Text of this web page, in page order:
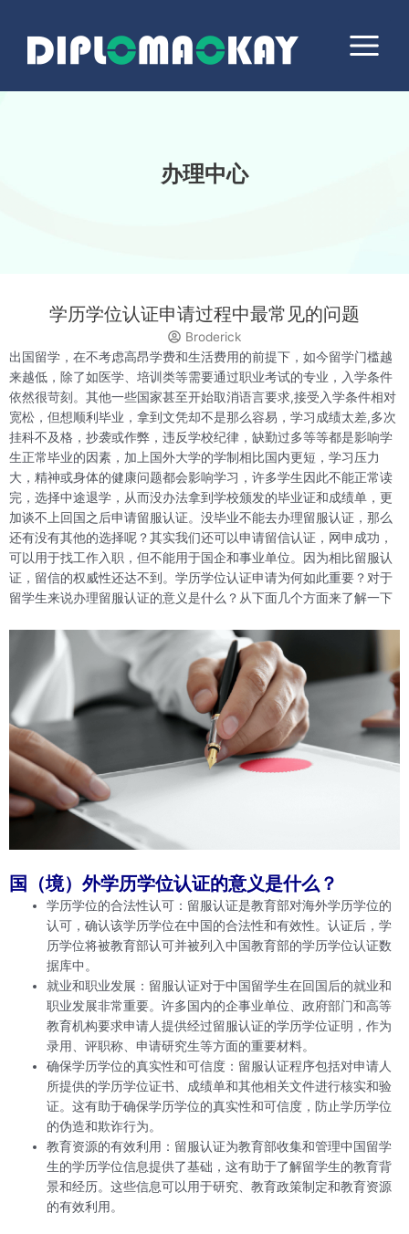
Menu
办理中心
学历学位认证申请过程中最常见的问题
Broderick
出国留学，在不考虑高昂学费和生活费用的前提下，如今留学门槛越
来越低，除了如医学、培训类等需要通过职业考试的专业，入学条件
依然很苛刻。其他一些国家甚至开始取消语言要求,接受入学条件相对
宽松，但想顺利毕业，拿到文凭却不是那么容易，学习成绩太差,多次
挂科不及格，抄袭或作弊，违反学校纪律，缺勤过多等等都是影响学
生正常毕业的因素，加上国外大学的学制相比国内更短，学习压力
大，精神或身体的健康问题都会影响学习，许多学生因此不能正常读
完，选择中途退学，从而没办法拿到学校颁发的毕业证和成绩单，更
加谈不上回国之后申请留服认证。没毕业不能去办理留服认证，那么
还有没有其他的选择呢？其实我们还可以申请留信认证，网申成功，
可以用于找工作入职，但不能用于国企和事业单位。因为相比留服认
证，留信的权威性还达不到。学历学位认证申请为何如此重要？对于
留学生来说办理留服认证的意义是什么？从下面几个方面来了解一下
国（境）外学历学位认证的意义是什么？
学历学位的合法性认可：留服认证是教育部对海外学历学位的
认可，确认该学历学位在中国的合法性和有效性。认证后，学
历学位将被教育部认可并被列入中国教育部的学历学位认证数
据库中。
就业和职业发展：留服认证对于中国留学生在回国后的就业和
职业发展非常重要。许多国内的企事业单位、政府部门和高等
教育机构要求申请人提供经过留服认证的学历学位证明，作为
录用、评职称、申请研究生等方面的重要材料。
确保学历学位的真实性和可信度：留服认证程序包括对申请人
所提供的学历学位证书、成绩单和其他相关文件进行核实和验
证。这有助于确保学历学位的真实性和可信度，防止学历学位
的伪造和欺诈行为。
教育资源的有效利用：留服认证为教育部收集和管理中国留学
生的学历学位信息提供了基础，这有助于了解留学生的教育背
景和经历。这些信息可以用于研究、教育政策制定和教育资源
的有效利用。